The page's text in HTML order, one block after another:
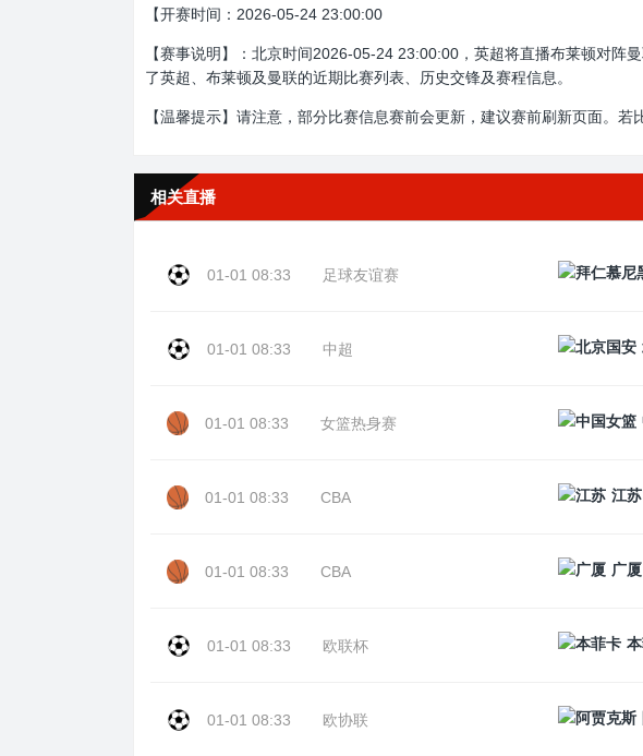
【开赛时间：2026-05-24 23:00:00
【赛事说明】：北京时间2026-05-24 23:00:00，英超将直播布莱顿对
了英超、布莱顿及曼联的近期比赛列表、历史交锋及赛程信息。
【温馨提示】请注意，部分比赛信息赛前会更新，建议赛前刷新页面。
相关直播
01-01 08:33 足球友谊赛
01-01 08:33 中超
01-01 08:33 女篮热身赛
01-01 08:33 CBA 江苏
01-01 08:33 CBA 广厦
01-01 08:33 欧联杯
01-01 08:33 欧协联